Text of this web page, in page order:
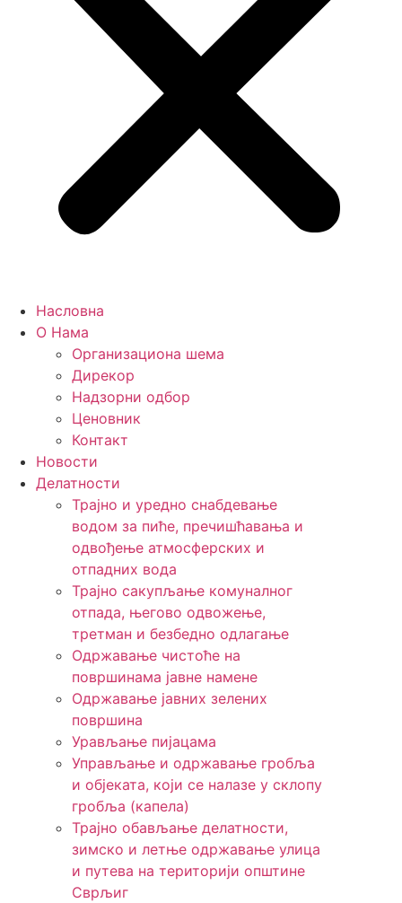
Насловна
О Нама
Организациона шема
Дирекор
Надзорни одбор
Ценовник
Контакт
Новости
Делатности
Трајно и уредно снабдевање
водом за пиће, пречишћавања и
одвођење атмосферских и
отпадних вода
Трајно сакупљање комуналног
отпада, његово одвожење,
третман и безбедно одлагање
Одржавање чистоће на
површинама јавне намене
Одржавање јавних зелених
површина
Урављање пијацама
Управљање и одржавање гробља
и објеката, који се налазе у склопу
гробља (капела)
Трајно обављање делатности,
зимско и летње одржавање улица
и путева на територији општине
Сврљиг